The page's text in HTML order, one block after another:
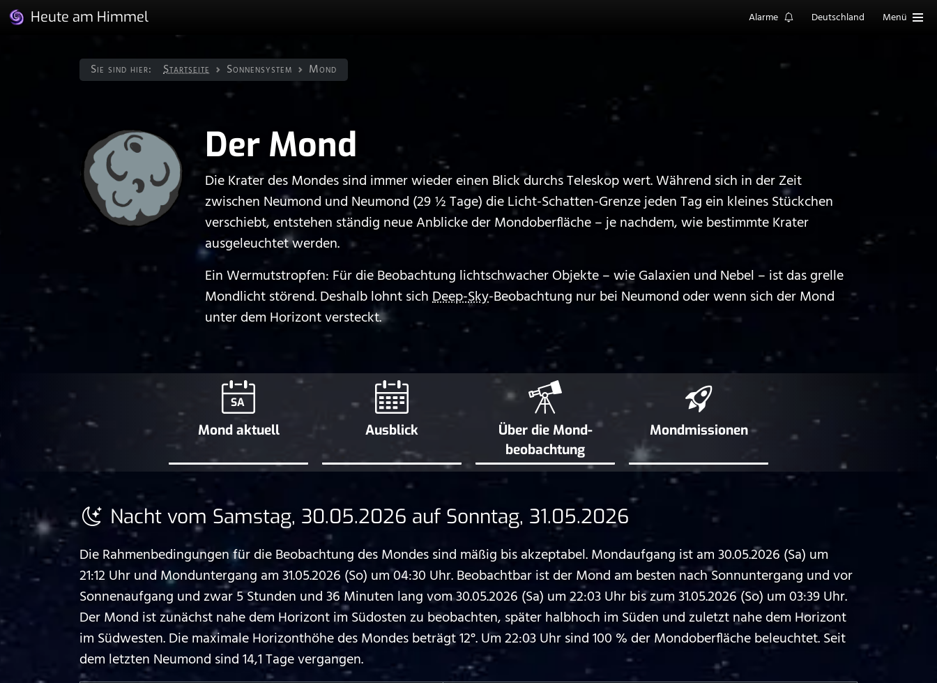
Heute am Himmel Alarme Deutschland Menü
Sie sind hier: Startseite Sonnen­system Mond
Der Mond
Die Krater des Mondes sind immer wieder einen Blick durchs Teleskop wert. Während sich in der Zeit
zwischen Neumond und Neumond (29 ½ Tage) die Licht-Schatten-Grenze jeden Tag ein kleines Stückchen
verschiebt, entstehen ständig neue Anblicke der Mondoberfläche – je nachdem, wie bestimmte Krater
ausgeleuchtet werden.
Ein Wermutstropfen: Für die Beobachtung lichtschwacher Objekte – wie Galaxien und Nebel – ist das grelle
Mondlicht störend. Deshalb lohnt sichDeep-Sky-Beobachtung nur bei Neumond oder wenn sich der Mond
unter dem Horizont versteckt.
SA
Mond aktuell Ausblick
Über die Mond­
beobachtung
Mond­missionen
Nacht vom Samstag, 30.05.2026 auf Sonntag, 31.05.2026
Die Rahmenbedingungen für die Beobachtung des Mondes sind mäßig bis akzeptabel. Mondaufgang ist am 30.05.2026 (Sa) um
21:12 Uhr und Monduntergang am 31.05.2026 (So) um 04:30 Uhr. Beobachtbar ist der Mond am besten nach Sonnuntergang und vor
Sonnenaufgang und zwar 5 Stunden und 36 Minuten lang vom 30.05.2026 (Sa) um 22:03 Uhr bis zum 31.05.2026 (So) um 03:39 Uhr.
Der Mond ist zunächst nahe dem Horizont im Südosten zu beobachten, später halbhoch im Süden und zuletzt nahe dem Horizont
im Südwesten. Die maximale Horizonthöhe des Mondes beträgt 12°. Um 22:03 Uhr sind 100 % der Mondoberfläche beleuchtet. Seit
dem letzten Neumond sind 14,1 Tage vergangen.